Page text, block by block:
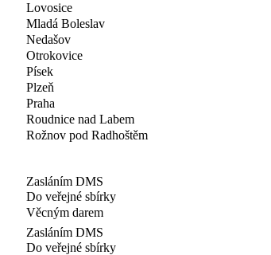
Lovosice
Mladá Boleslav
Nedašov
Otrokovice
Písek
Plzeň
Praha
Roudnice nad Labem
Rožnov pod Radhoštěm
Zasláním DMS
Do veřejné sbírky
Věcným darem
Zasláním DMS
Do veřejné sbírky